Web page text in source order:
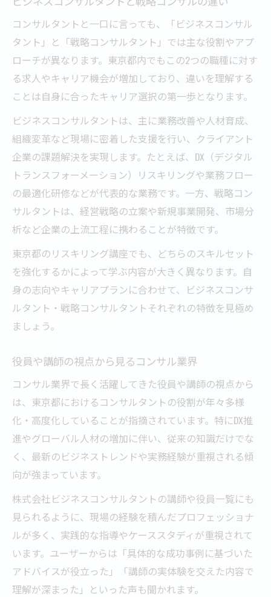
コンサルタントと一口に言っても、「ビジネスコンサル
タント」と「戦略コンサルタント」では主な役割やアプ
ローチが異なります。東京都内でもこの2つの職種に対す
る求人やキャリア機会が増加しており、違いを理解する
ことは自身に合ったキャリア選択の第一歩となります。
ビジネスコンサルタントは、主に業務改善や人材育成、
組織変革など現場に密着した支援を行い、クライアント
企業の課題解決を実現します。たとえば、DX（デジタル
トランスフォーメーション）リスキリングや業務フロー
の最適化研修などが代表的な業務です。一方、戦略コン
サルタントは、経営戦略の立案や新規事業開発、市場分
析など企業の上流工程に携わることが特徴です。
東京都のリスキリング講座でも、どちらのスキルセット
を強化するかによって学ぶ内容が大きく異なります。自
身の志向やキャリアプランに合わせて、ビジネスコンサ
ルタント・戦略コンサルタントそれぞれの特徴を見極め
ましょう。
役員や講師の視点から見るコンサル業界
コンサル業界で長く活躍してきた役員や講師の視点から
は、東京都におけるコンサルタントの役割が年々多様
化・高度化していることが指摘されています。特にDX推
進やグローバル人材の増加に伴い、従来の知識だけでな
く、最新のビジネストレンドや実務経験が重視される傾
向が強まっています。
株式会社ビジネスコンサルタントの講師や役員一覧にも
見られるように、現場の経験を積んだプロフェッショナ
ルが多く、実践的な指導やケーススタディが重視されて
います。ユーザーからは「具体的な成功事例に基づいた
アドバイスが役立った」「講師の実体験を交えた内容で
理解が深まった」といった声も聞かれます。